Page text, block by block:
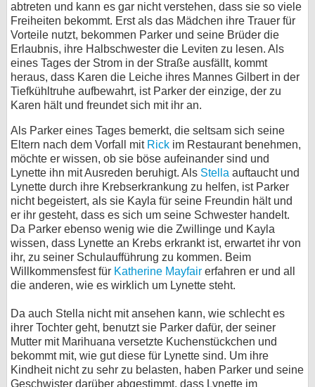
abtreten und kann es gar nicht verstehen, dass sie so viele
Freiheiten bekommt. Erst als das Mädchen ihre Trauer für
Vorteile nutzt, bekommen Parker und seine Brüder die
Erlaubnis, ihre Halbschwester die Leviten zu lesen. Als
eines Tages der Strom in der Straße ausfällt, kommt
heraus, dass Karen die Leiche ihres Mannes Gilbert in der
Tiefkühltruhe aufbewahrt, ist Parker der einzige, der zu
Karen hält und freundet sich mit ihr an.
Als Parker eines Tages bemerkt, die seltsam sich seine
Eltern nach dem Vorfall mit Rick im Restaurant benehmen,
möchte er wissen, ob sie böse aufeinander sind und
Lynette ihn mit Ausreden beruhigt. Als Stella auftaucht und
Lynette durch ihre Krebserkrankung zu helfen, ist Parker
nicht begeistert, als sie Kayla für seine Freundin hält und
er ihr gesteht, dass es sich um seine Schwester handelt.
Da Parker ebenso wenig wie die Zwillinge und Kayla
wissen, dass Lynette an Krebs erkrankt ist, erwartet ihr von
ihr, zu seiner Schulaufführung zu kommen. Beim
Willkommensfest für Katherine Mayfair erfahren er und all
die anderen, wie es wirklich um Lynette steht.
Da auch Stella nicht mit ansehen kann, wie schlecht es
ihrer Tochter geht, benutzt sie Parker dafür, der seiner
Mutter mit Marihuana versetzte Kuchenstückchen und
bekommt mit, wie gut diese für Lynette sind. Um ihre
Kindheit nicht zu sehr zu belasten, haben Parker und seine
Geschwister darüber abgestimmt, dass Lynette im